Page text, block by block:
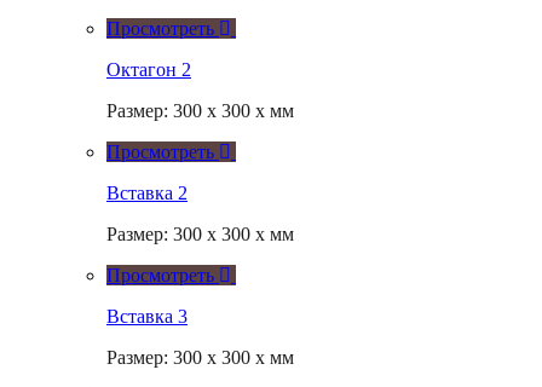
Просмотреть
Октагон 2
Размер: 300 x 300 x мм
Просмотреть
Вставка 2
Размер: 300 x 300 x мм
Просмотреть
Вставка 3
Размер: 300 x 300 x мм